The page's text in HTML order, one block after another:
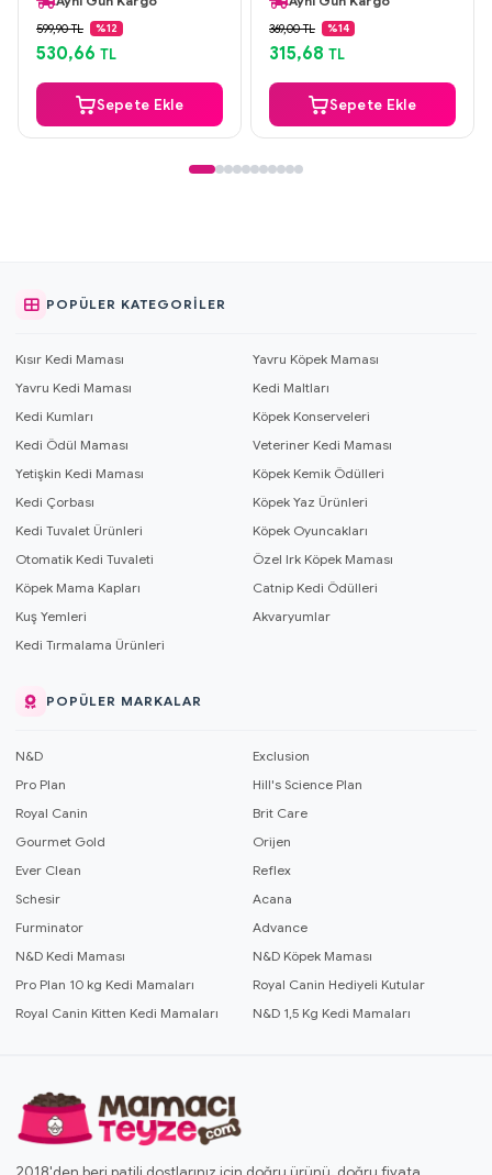
Orijinal Ürün
Güvenli Ödeme
Aynı Gün Kargo
599,90 TL %12
530,66 TL
Sepete Ekle
Orijinal Ürün
Güvenli Ödeme
Aynı Gün Kargo
369,00 TL %14
315,68 TL
Sepete Ekle
POPÜLER KATEGORILER
Kısır Kedi Maması
Yavru Köpek Maması
Yavru Kedi Maması
Kedi Maltları
Kedi Kumları
Köpek Konserveleri
Kedi Ödül Maması
Veteriner Kedi Maması
Yetişkin Kedi Maması
Köpek Kemik Ödülleri
Kedi Çorbası
Köpek Yaz Ürünleri
Kedi Tuvalet Ürünleri
Köpek Oyuncakları
Otomatik Kedi Tuvaleti
Özel Irk Köpek Maması
Köpek Mama Kapları
Catnip Kedi Ödülleri
Kuş Yemleri
Akvaryumlar
Kedi Tırmalama Ürünleri
POPÜLER MARKALAR
N&D
Exclusion
Pro Plan
Hill's Science Plan
Royal Canin
Brit Care
Gourmet Gold
Orijen
Ever Clean
Reflex
Schesir
Acana
Furminator
Advance
N&D Kedi Maması
N&D Köpek Maması
Pro Plan 10 kg Kedi Mamaları
Royal Canin Hediyeli Kutular
Royal Canin Kitten Kedi Mamaları
N&D 1,5 Kg Kedi Mamaları